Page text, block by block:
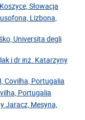
Słowacja
Lizbona,
Universita degli
i dr inż. Katarzyny
Covilha, Portugalia
Portugalia
Jaracz, Mesyna,